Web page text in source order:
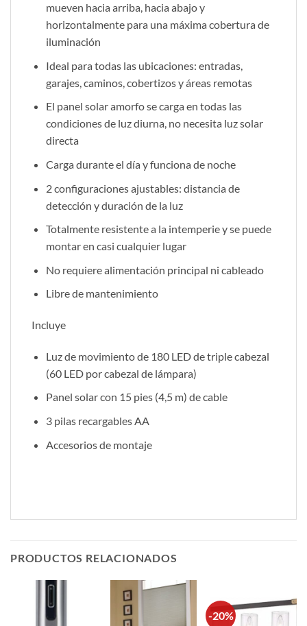
mueven hacia arriba, hacia abajo y
horizontalmente para una máxima cobertura de
iluminación
Ideal para todas las ubicaciones: entradas,
garajes, caminos, cobertizos y áreas remotas
El panel solar amorfo se carga en todas las
condiciones de luz diurna, no necesita luz solar
directa
Carga durante el día y funciona de noche
2 configuraciones ajustables: distancia de
detección y duración de la luz
Totalmente resistente a la intemperie y se puede
montar en casi cualquier lugar
No requiere alimentación principal ni cableado
Libre de mantenimiento
Incluye
Luz de movimiento de 180 LED de triple cabezal
(60 LED por cabezal de lámpara)
Panel solar con 15 pies (4,5 m) de cable
3 pilas recargables AA
Accesorios de montaje
PRODUCTOS RELACIONADOS
-20%